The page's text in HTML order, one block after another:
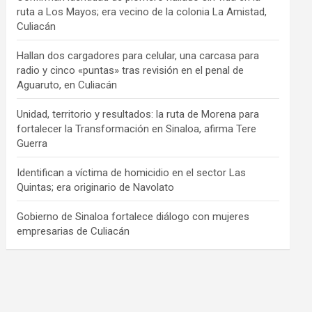
ruta a Los Mayos; era vecino de la colonia La Amistad,
Culiacán
Hallan dos cargadores para celular, una carcasa para
radio y cinco «puntas» tras revisión en el penal de
Aguaruto, en Culiacán
Unidad, territorio y resultados: la ruta de Morena para
fortalecer la Transformación en Sinaloa, afirma Tere
Guerra
Identifican a víctima de homicidio en el sector Las
Quintas; era originario de Navolato
Gobierno de Sinaloa fortalece diálogo con mujeres
empresarias de Culiacán